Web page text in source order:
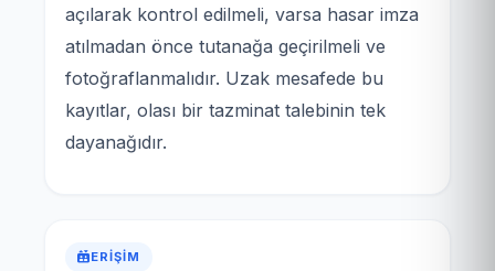
açılarak kontrol edilmeli, varsa hasar imza
atılmadan önce tutanağa geçirilmeli ve
fotoğraflanmalıdır. Uzak mesafede bu
kayıtlar, olası bir tazminat talebinin tek
dayanağıdır.
ERIŞIM